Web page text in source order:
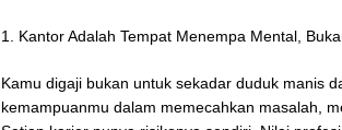
1. Kantor Adalah Tempat Menempa Mental,
Kamu digaji bukan untuk sekadar duduk manis
kemampuanmu dalam memecahkan masalah,